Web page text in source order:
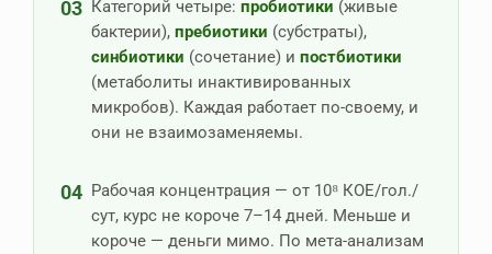
03 Категорий четыре: пробиотики (живые
бактерии), пребиотики (субстраты),
синбиотики (сочетание) и постбиотики
(метаболиты инактивированных
микробов). Каждая работает по-своему, и
они не взаимозаменяемы.
04 Рабочая концентрация — от 10⁸ КОЕ/гол./
сут, курс не короче 7–14 дней. Меньше и
короче — деньги мимо. По мета-анализам